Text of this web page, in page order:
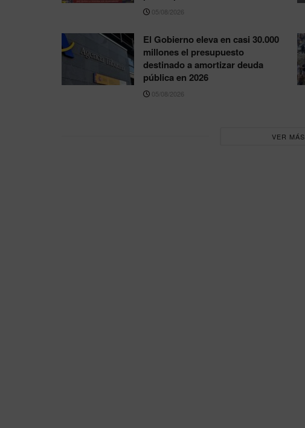
05/08/2026
El Gobierno eleva en casi 30.000
millones el presupuesto
destinado a amortizar deuda
pública en 2026
05/08/2026
VER MÁS